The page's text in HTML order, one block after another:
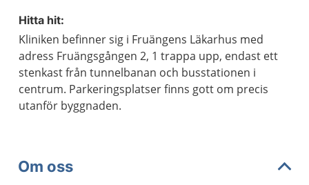
Hitta hit:
Kliniken befinner sig i Fruängens Läkarhus med
adress Fruängsgången 2, 1 trappa upp, endast ett
stenkast från tunnelbanan och busstationen i
centrum. Parkeringsplatser finns gott om precis
utanför byggnaden.
Om oss